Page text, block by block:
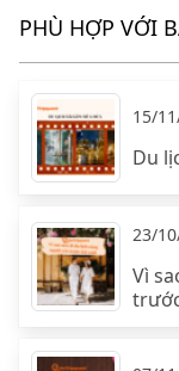
PHÙ HỢP VỚI
15/
Du
23/
Vì